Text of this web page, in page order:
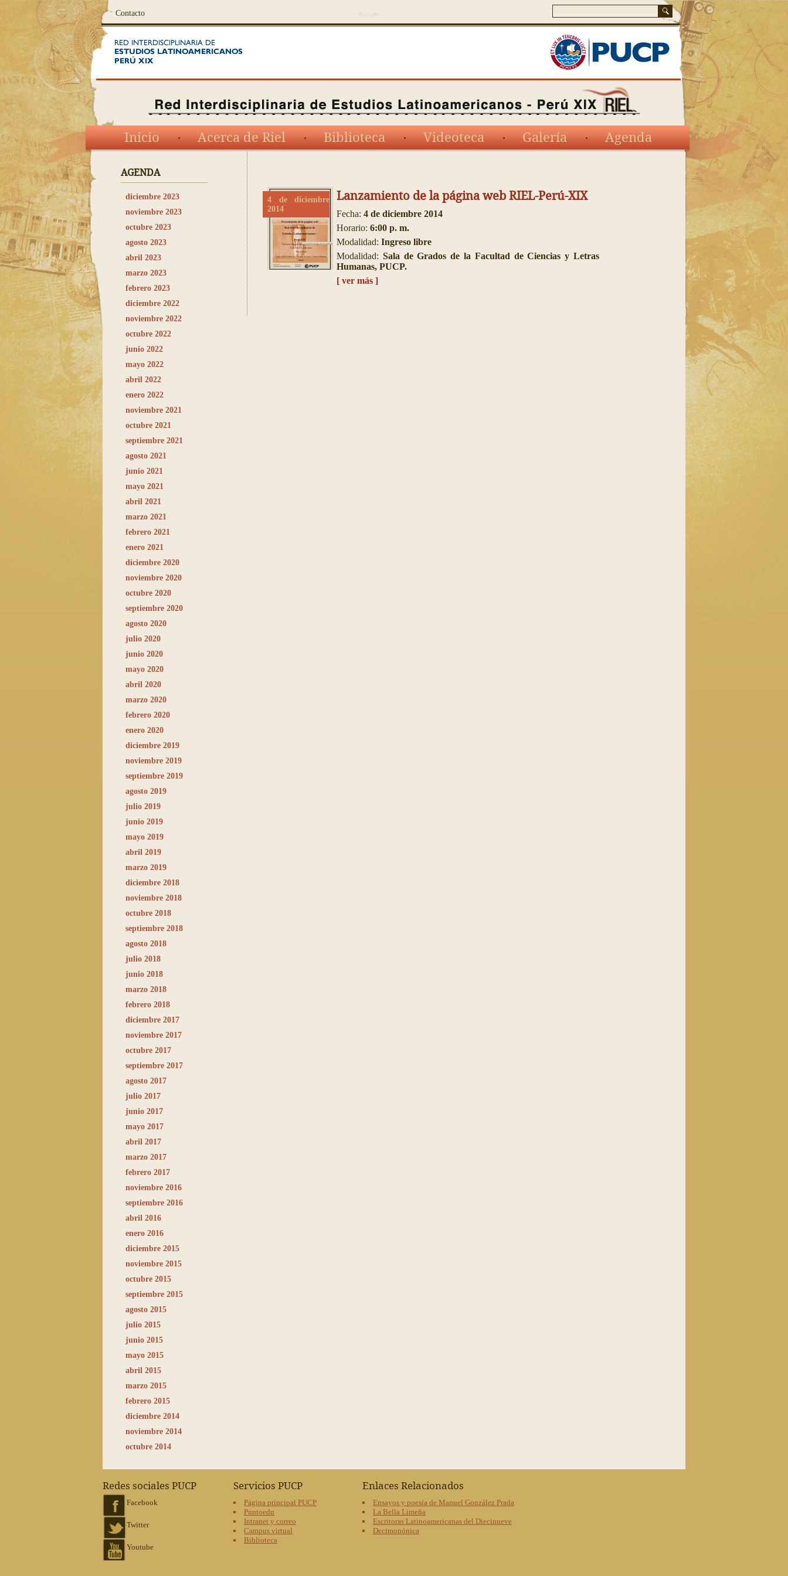
Contacto
Inicio Acerca de Riel Biblioteca Videoteca Galería Agenda
AGENDA
diciembre 2023
noviembre 2023
octubre 2023
agosto 2023
abril 2023
marzo 2023
febrero 2023
diciembre 2022
noviembre 2022
octubre 2022
junio 2022
mayo 2022
abril 2022
enero 2022
noviembre 2021
octubre 2021
septiembre 2021
agosto 2021
junio 2021
mayo 2021
abril 2021
marzo 2021
febrero 2021
enero 2021
diciembre 2020
noviembre 2020
octubre 2020
septiembre 2020
agosto 2020
julio 2020
junio 2020
mayo 2020
abril 2020
marzo 2020
febrero 2020
enero 2020
diciembre 2019
noviembre 2019
septiembre 2019
agosto 2019
julio 2019
junio 2019
mayo 2019
abril 2019
marzo 2019
diciembre 2018
noviembre 2018
octubre 2018
septiembre 2018
agosto 2018
julio 2018
junio 2018
marzo 2018
febrero 2018
diciembre 2017
noviembre 2017
octubre 2017
septiembre 2017
agosto 2017
julio 2017
junio 2017
mayo 2017
abril 2017
marzo 2017
febrero 2017
noviembre 2016
septiembre 2016
abril 2016
enero 2016
diciembre 2015
noviembre 2015
octubre 2015
septiembre 2015
agosto 2015
julio 2015
junio 2015
mayo 2015
abril 2015
marzo 2015
febrero 2015
diciembre 2014
noviembre 2014
octubre 2014
4 de diciembre
2014
Lanzamiento de la página web RIEL-Perú-XIX
Fecha: 4 de diciembre 2014
Horario: 6:00 p. m.
Modalidad: Ingreso libre
Modalidad: Sala de Grados de la Facultad de Ciencias y Letras
Humanas, PUCP.
[ ver más ]
Redes sociales PUCP
Facebook
Twitter
Youtube
Servicios PUCP
Página principal PUCP
Puntoedu
Intranet y correo
Campus virtual
Biblioteca
Enlaces Relacionados
Ensayos y poesía de Manuel González Prada
La Bella Limeña
Escritoras Latinoamericanas del Diecinueve
Decimonónica